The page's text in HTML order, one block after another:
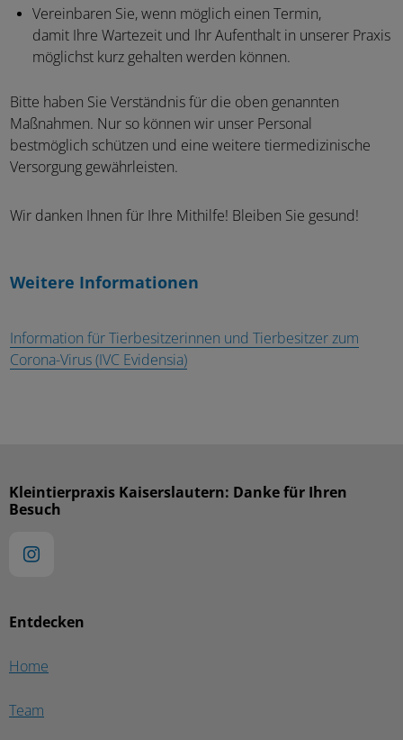
Vereinbaren Sie, wenn möglich einen Termin,
damit Ihre Wartezeit und Ihr Aufenthalt in unserer Praxis
möglichst kurz gehalten werden können.
Bitte haben Sie Verständnis für die oben genannten
Maßnahmen. Nur so können wir unser Personal
bestmöglich schützen und eine weitere tiermedizinische
Versorgung gewährleisten.
Wir danken Ihnen für Ihre Mithilfe! Bleiben Sie gesund!
Weitere Informationen
Information für Tierbesitzerinnen und Tierbesitzer zum
Corona-Virus (IVC Evidensia)
Entdecken
Home
Team
Kleintierpraxis Kaiserslautern: Danke für Ihren
Besuch